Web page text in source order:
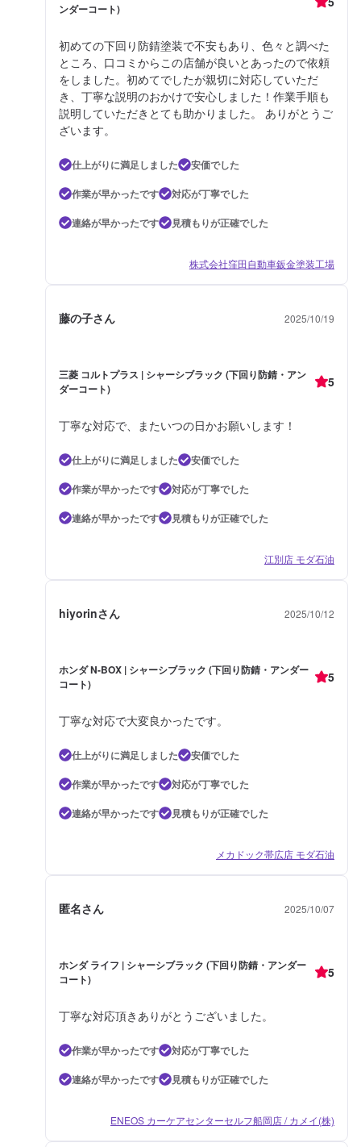
ンダーコート)
初めての下回り防錆塗装で不安もあり、色々と調べた
ところ、口コミからこの店舗が良いとあったので依頼
をしました。初めてでしたが親切に対応していただ
き、丁寧な説明のおかけで安心しました！作業手順も
説明していただきとても助かりました。 ありがとうご
ざいます。
仕上がりに満足しました
安価でした
作業が早かったです
対応が丁寧でした
連絡が早かったです
見積もりが正確でした
株式会社窪田自動車鈑金塗装工場
藤の子さん 2025/10/19
三菱 コルトプラス | シャーシブラック (下回り防錆・アン
ダーコート)
5
丁寧な対応で、またいつの日かお願いします！
仕上がりに満足しました
安価でした
作業が早かったです
対応が丁寧でした
連絡が早かったです
見積もりが正確でした
江別店 モダ石油
hiyorinさん 2025/10/12
ホンダ N-BOX | シャーシブラック (下回り防錆・アンダー
コート)
5
丁寧な対応で大変良かったです。
仕上がりに満足しました
安価でした
作業が早かったです
対応が丁寧でした
連絡が早かったです
見積もりが正確でした
メカドック帯広店 モダ石油
匿名さん 2025/10/07
ホンダ ライフ | シャーシブラック (下回り防錆・アンダー
コート)
5
丁寧な対応頂きありがとうございました。
作業が早かったです
対応が丁寧でした
連絡が早かったです
見積もりが正確でした
ENEOS カーケアセンターセルフ船岡店 / カメイ(株)